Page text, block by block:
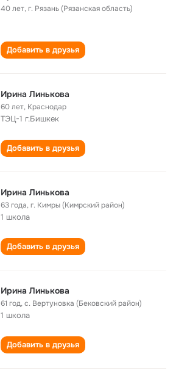
40 лет,г. Рязань (Рязанская область)
Добавить в друзья
Ирина Линькова
60 лет, Краснодар
ТЭЦ-1 г.Бишкек
Добавить в друзья
Ирина Линькова
63 года,г. Кимры (Кимрский район)
1 школа
Добавить в друзья
Ирина Линькова
61 год,с. Вертуновка (Бековский район)
1 школа
Добавить в друзья